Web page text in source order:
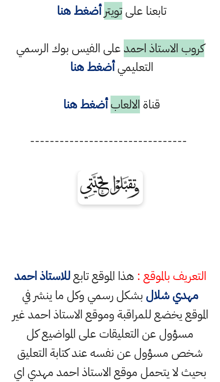
تابعنا علىتويتر أضغط هنا
كروب الاستاذ احمدعلى الفيس بوك الرسمي
التعليميأضغط هنا
قناة الالعاب أضغط هنا
--------------------------------
التعريف بالموقع : هذا الموقع تابعللاستاذ احمد
مهدي شلال بشكل رسمي وكل ما ينشر في
الموقع يخضع للمراقبة وموقع الاستاذ احمد غير
مسؤول عن التعليقات على المواضيع كل
شخص مسؤول عن نفسه عند كتابة التعليق
بحيث لا يتحمل موقع الاستاذ احمد مهدي اي